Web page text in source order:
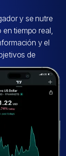
Mobile Ltd
Southern
Telecom Corp
(2238.xhkg)
y se nutre
tiempo real,
y el
de